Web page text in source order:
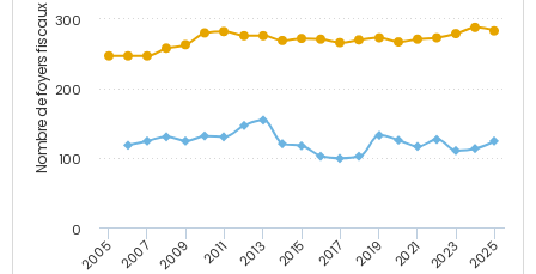
Nombre de foyers fiscaux
2005 2007 2009 2011 2013 2015 2017 2019 2021 2023 2025
0
100
200
300